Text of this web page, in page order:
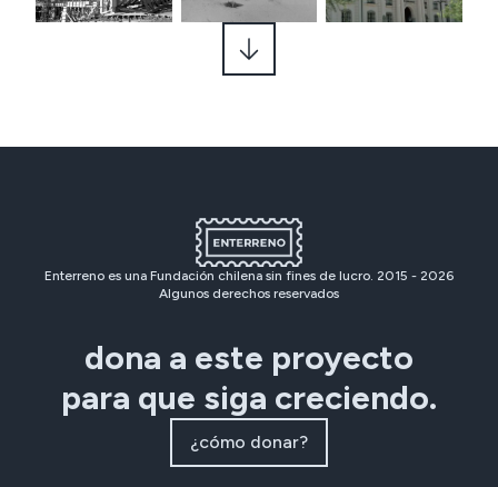
Enterreno es una Fundación chilena sin fines de lucro. 2015 - 2026
Algunos derechos reservados
dona a este proyecto
para que siga creciendo.
¿cómo donar?